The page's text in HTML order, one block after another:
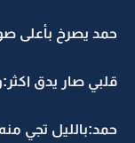
حمد يصرخ بأعلى
قلبي صار يدق
حمد:بالليل تجي